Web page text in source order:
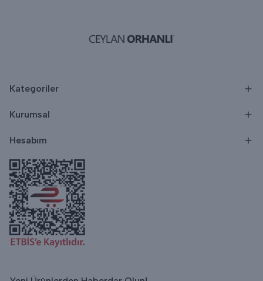
Kategoriler
Kurumsal
Hesabım